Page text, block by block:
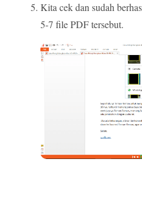
Kita cek dan sudah
5-7 file PDF tersebut.